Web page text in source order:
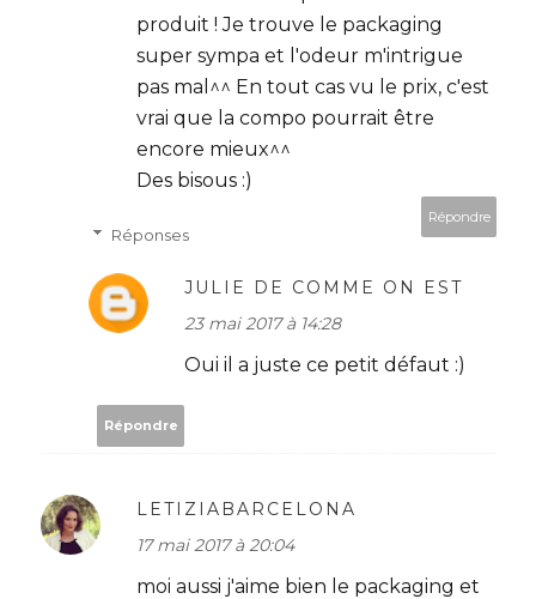
produit ! Je trouve le packaging
super sympa et l'odeur m'intrigue
pas mal^^ En tout cas vu le prix, c'est
vrai que la compo pourrait être
encore mieux^^
Des bisous :)
Répondre
Réponses
JULIE DE COMME ON EST
23 mai 2017 à 14:28
Oui il a juste ce petit défaut :)
Répondre
LETIZIABARCELONA
17 mai 2017 à 20:04
moi aussi j'aime bien le packaging et